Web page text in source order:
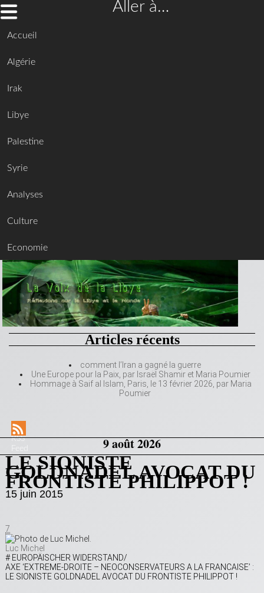
Aller à…
Accueil
Algérie
Irak
Libye
Palestine
Syrie
Analyses
Culture
Economie
Articles récents
comment l’Iran a gagné la guerre
Une Europe pour la Paix, par Israël Shamir et Maria Poumier
Hommage à Saif al Islam, Paris, le 13 février 2026, par Maria
Poumier
RSS
Feed
9 août 2026
LE SIONISTE
GOLDNADEL AVOCAT DU
FRONTISTE PHILIPPOT !
15 juin 2015
7
Luc Michel
# EUROPÄISCHER WIDERSTAND/
AXE ‘EXTREME-DROITE – NEOCONSERVATEURS A LA FRANCAISE’ :
LE SIONISTE GOLDNADEL AVOCAT DU FRONTISTE PHILIPPOT !